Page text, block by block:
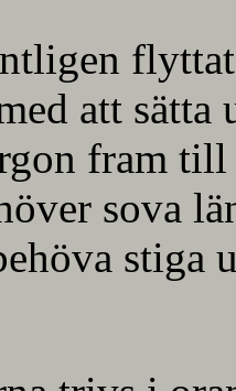
att sätta
fram
sova
stiga